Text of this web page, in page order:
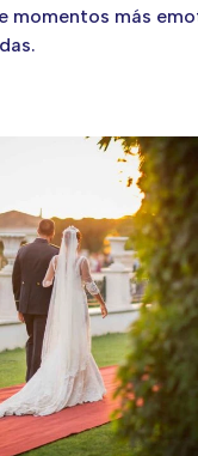
momentos más